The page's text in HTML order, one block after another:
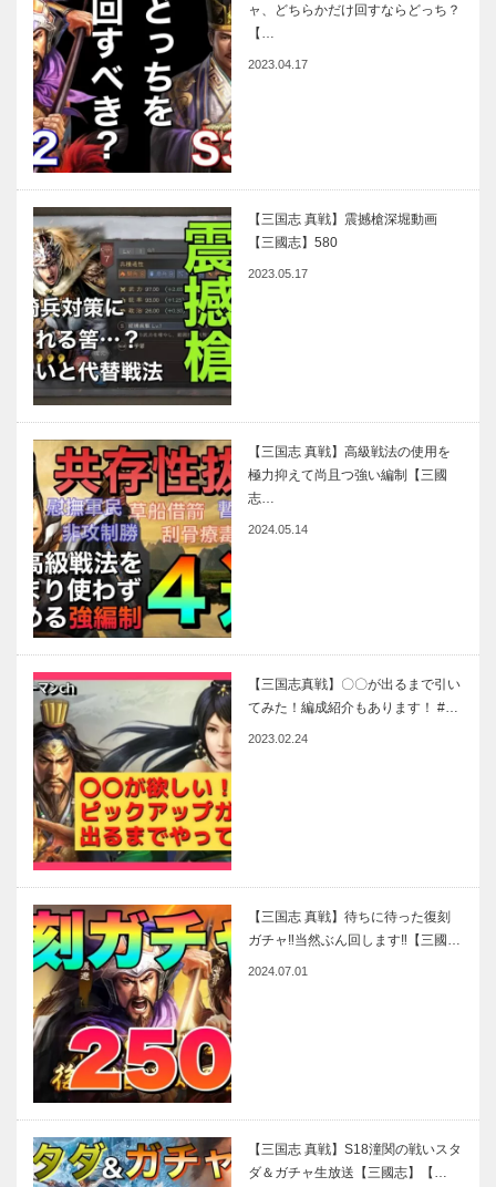
ャ、どちらかだけ回すならどっち？
【…
2023.04.17
【三国志 真戦】震撼槍深堀動画
【三國志】580
2023.05.17
【三国志 真戦】高級戦法の使用を
極力抑えて尚且つ強い編制【三國
志…
2024.05.14
【三国志真戦】〇〇が出るまで引い
てみた！編成紹介もあります！ #…
2023.02.24
【三国志 真戦】待ちに待った復刻
ガチャ‼当然ぶん回します‼【三國…
2024.07.01
【三国志 真戦】S18潼関の戦いスタ
ダ＆ガチャ生放送【三國志】【…